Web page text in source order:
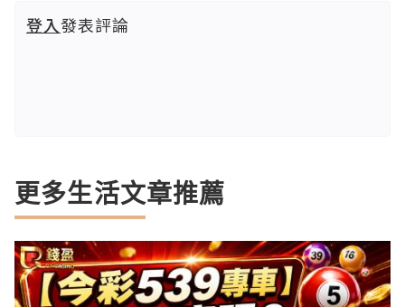
登入發表評論
更多生活文章推薦